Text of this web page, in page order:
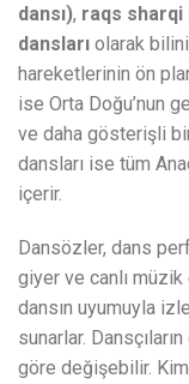
dansı), raqs sharqi
dansları olarak
hareketlerinin ön
ise Orta Doğu’nun
ve daha gösterişli
dansları ise tüm
içerir.
Dansözler, dans
giyer ve canlı
dansın uyumuyla
sunarlar.
göre değişebilir.